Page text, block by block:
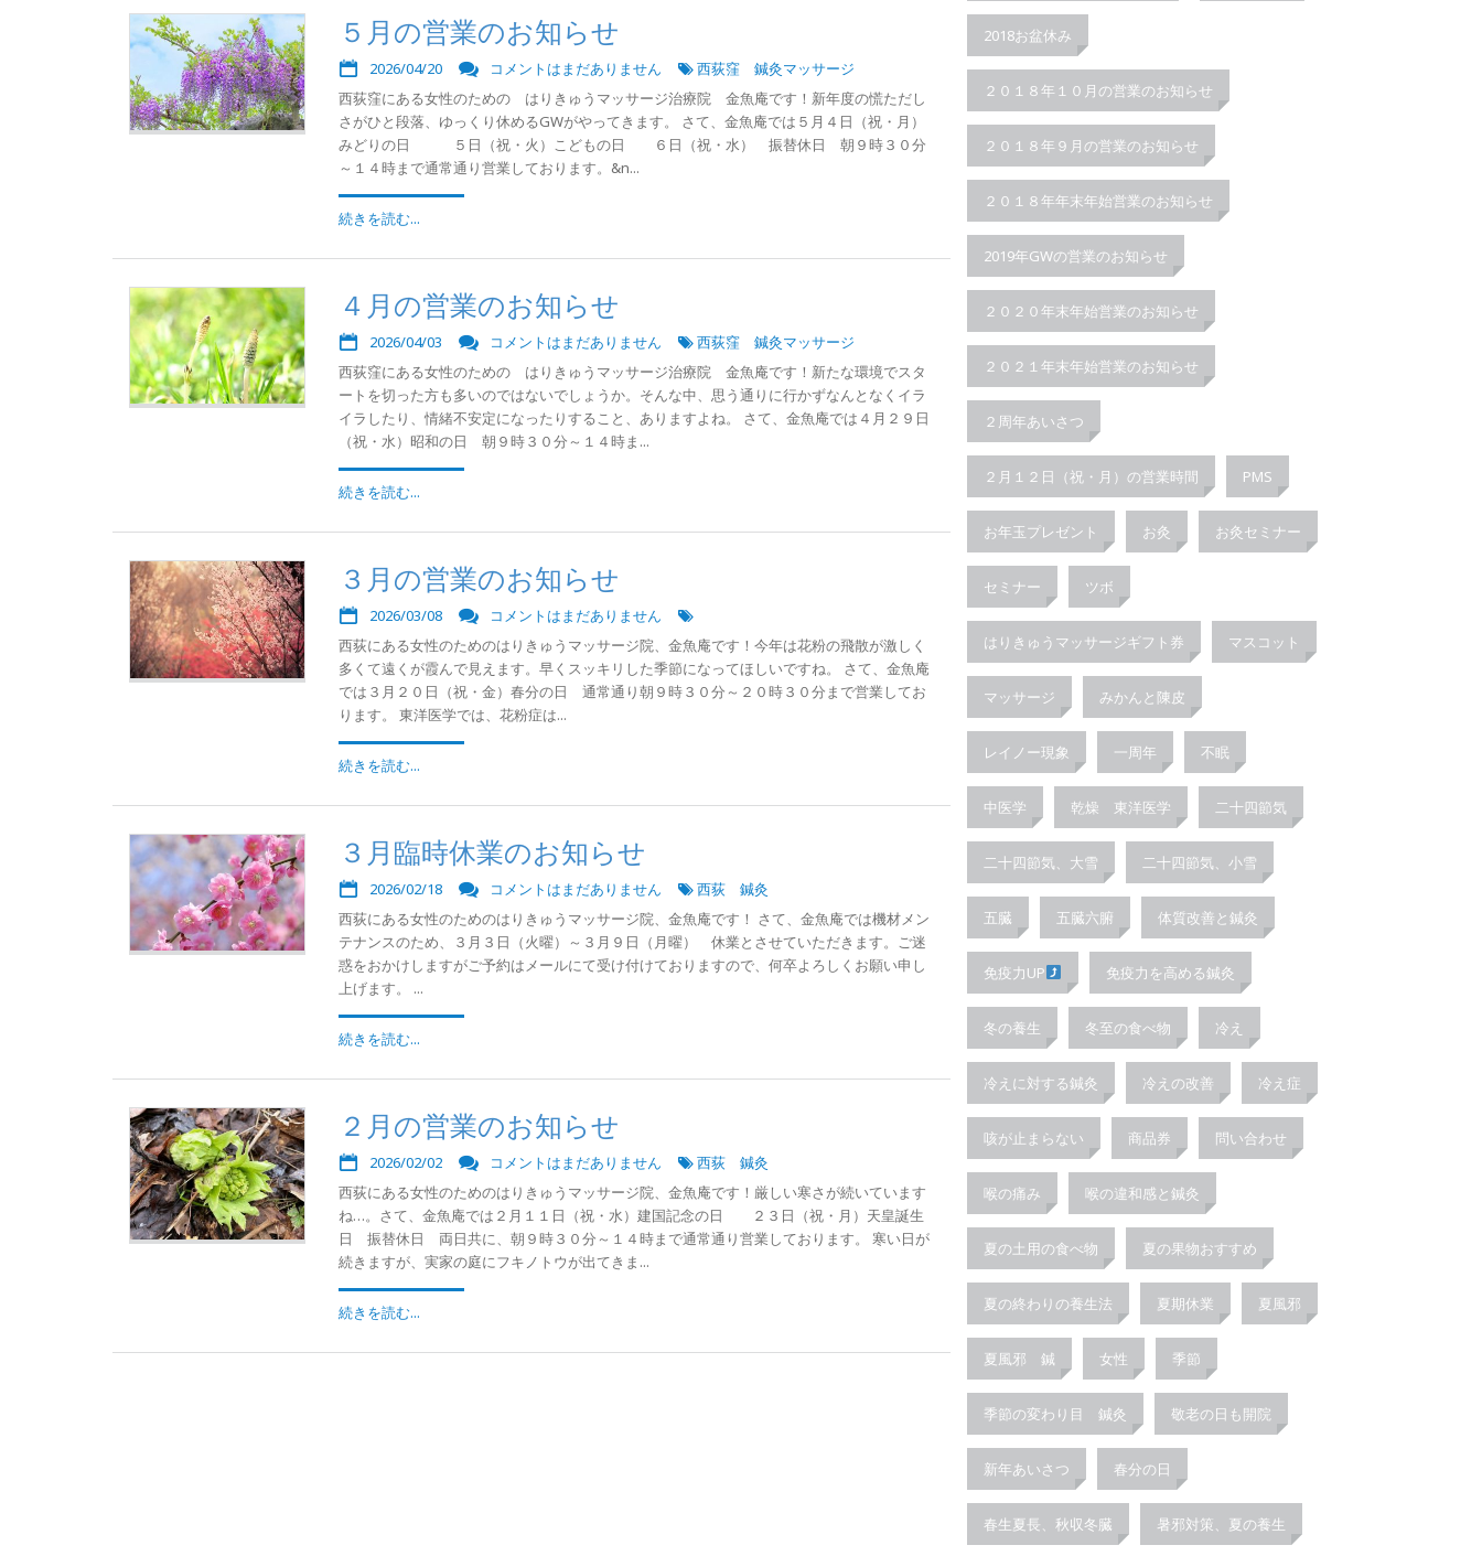
５月の営業のお知らせ
2026/04/20 コメントはまだありません
西荻窪 鍼灸マッサージ
西荻窪にある女性のための はりきゅうマッサージ治療院 金魚庵です！新年度の慌ただし
さがひと段落、ゆっくり休めるGWがやってきます。 さて、金魚庵では５月４日（祝・月）
みどりの日 ５日（祝・火）こどもの日 ６日（祝・水） 振替休日 朝９時３０分
～１４時まで通常通り営業しております。&n...
続きを読む...
４月の営業のお知らせ
2026/04/03 コメントはまだありません
西荻窪 鍼灸マッサージ
西荻窪にある女性のための はりきゅうマッサージ治療院 金魚庵です！新たな環境でスタ
ートを切った方も多いのではないでしょうか。そんな中、思う通りに行かずなんとなくイラ
イラしたり、情緒不安定になったりすること、ありますよね。 さて、金魚庵では４月２９日
（祝・水）昭和の日 朝９時３０分～１４時ま...
続きを読む...
３月の営業のお知らせ
2026/03/08
コメントはまだありません
西荻にある女性のためのはりきゅうマッサージ院、金魚庵です！今年は花粉の飛散が激しく
多くて遠くが霞んで見えます。早くスッキリした季節になってほしいですね。 さて、金魚庵
では３月２０日（祝・金）春分の日 通常通り朝９時３０分～２０時３０分まで営業してお
ります。 東洋医学では、花粉症は...
続きを読む...
３月臨時休業のお知らせ
2026/02/18 コメントはまだありません
西荻 鍼灸
西荻にある女性のためのはりきゅうマッサージ院、金魚庵です！ さて、金魚庵では機材メン
テナンスのため、３月３日（火曜）～３月９日（月曜） 休業とさせていただきます。ご迷
惑をおかけしますがご予約はメールにて受け付けておりますので、何卒よろしくお願い申し
上げます。 ...
続きを読む...
２月の営業のお知らせ
2026/02/02 コメントはまだありません
西荻 鍼灸
西荻にある女性のためのはりきゅうマッサージ院、金魚庵です！厳しい寒さが続いています
ね…。さて、金魚庵では２月１１日（祝・水）建国記念の日 ２３日（祝・月）天皇誕生
日 振替休日 両日共に、朝９時３０分～１４時まで通常通り営業しております。 寒い日が
続きますが、実家の庭にフキノトウが出てきま...
続きを読む...
2018お盆休み
２０１８年１０月の営業のお知らせ
２０１８年９月の営業のお知らせ
２０１８年年末年始営業のお知らせ
2019年GWの営業のお知らせ
２０２０年末年始営業のお知らせ
２０２１年末年始営業のお知らせ
２周年あいさつ
２月１２日（祝・月）の営業時間 PMS
お年玉プレゼント お灸 お灸セミナー
セミナー ツボ
はりきゅうマッサージギフト券 マスコット
マッサージ みかんと陳皮
レイノー現象 一周年 不眠
中医学 乾燥 東洋医学 二十四節気
二十四節気、大雪 二十四節気、小雪
五臓 五臓六腑 体質改善と鍼灸
免疫力UP 免疫力を高める鍼灸
冬の養生 冬至の食べ物 冷え
冷えに対する鍼灸 冷えの改善 冷え症
咳が止まらない 商品券 問い合わせ
喉の痛み 喉の違和感と鍼灸
夏の土用の食べ物 夏の果物おすすめ
夏の終わりの養生法 夏期休業 夏風邪
夏風邪 鍼 女性 季節
季節の変わり目 鍼灸 敬老の日も開院
新年あいさつ 春分の日
春生夏長、秋収冬臓 暑邪対策、夏の養生